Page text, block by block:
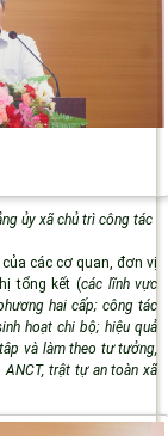
ủy xã chủ trì công tác
các cơ quan, đơn vị
tổng kết (các lĩnh vực
hai cấp; công tác
hoạt chi bộ; hiệu quả
và làm theo tư tưởng,
trật tự an toàn xã